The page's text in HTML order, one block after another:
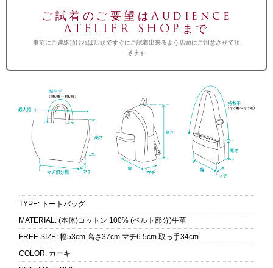
ご試着のご要望はAudience
ATELIER SHOPまで
事前にご連絡頂ければ店頭ですぐにご試着出来るよう店頭にご用意させて頂
きます
TYPE: トートバッグ
MATERIAL: (本体)コットン 100% (ベルト部分)牛革
FREE SIZE: 幅53cm 高さ37cm マチ6.5cm 取っ手34cm
COLOR: カーキ